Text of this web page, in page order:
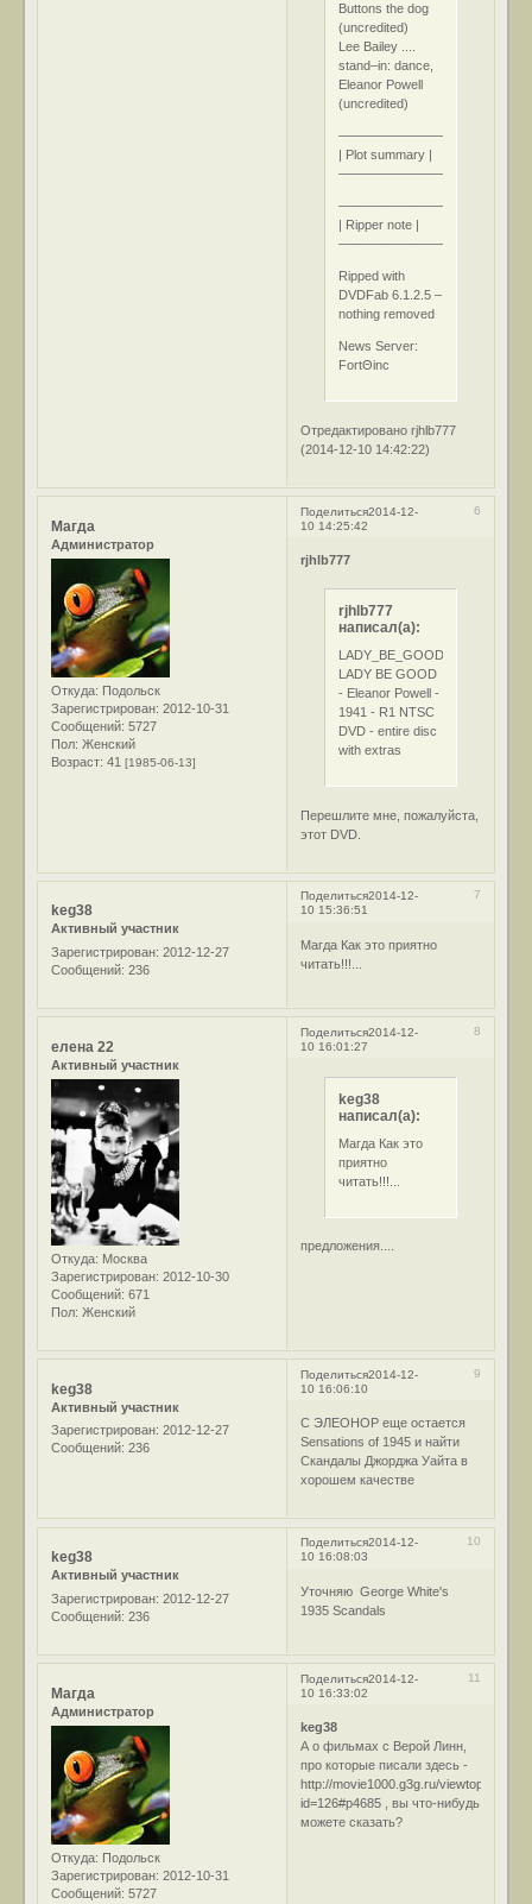
Buttons the dog
(uncredited)
Lee Bailey ....
stand–in: dance,
Eleanor Powell
(uncredited)
––––––––––––––––
| Plot summary |
––––––––––––––––
–––––––––––––––
| Ripper note |
–––––––––––––––
Ripped with
DVDFab 6.1.2.5 –
nothing removed
News Server:
FortΘinc
Отредактировано rjhlb777
(2014-12-10 14:42:22)
Поделиться 6
2014-12-
10 14:25:42
Магда
Администратор
Откуда: Подольск
Зарегистрирован: 2012-10-31
Сообщений: 5727
Пол: Женский
Возраст: 41[1985-06-13]
rjhlb777
rjhlb777
написал(а):
LADY_BE_GOOD
LADY BE GOOD
- Eleanor Powell -
1941 - R1 NTSC
DVD - entire disc
with extras
Перешлите мне, пожалуйста,
этот DVD.
Поделиться 7
2014-12-
10 15:36:51
keg38
Активный участник
Зарегистрирован: 2012-12-27
Сообщений: 236
Магда Как это приятно
читать!!!...
Поделиться 8
2014-12-
10 16:01:27
елена 22
Активный участник
Откуда: Москва
Зарегистрирован: 2012-10-30
Сообщений: 671
Пол: Женский
keg38
написал(а):
Магда Как это
приятно
читать!!!...
предложения....
Поделиться 9
2014-12-
10 16:06:10
keg38
Активный участник
Зарегистрирован: 2012-12-27
Сообщений: 236
С ЭЛЕОНОР еще остается
Sensations of 1945 и найти
Скандалы Джорджа Уайта в
хорошем качестве
Поделиться 10
2014-12-
10 16:08:03
keg38
Активный участник
Зарегистрирован: 2012-12-27
Сообщений: 236
Уточняю George White's
1935 Scandals
Поделиться 11
2014-12-
10 16:33:02
Магда
Администратор
Откуда: Подольск
Зарегистрирован: 2012-10-31
Сообщений: 5727
keg38
А о фильмах с Верой Линн,
про которые писали здесь -
http://movie1000.g3g.ru/viewtopic.php?
id=126#p4685 , вы что-нибудь
можете сказать?